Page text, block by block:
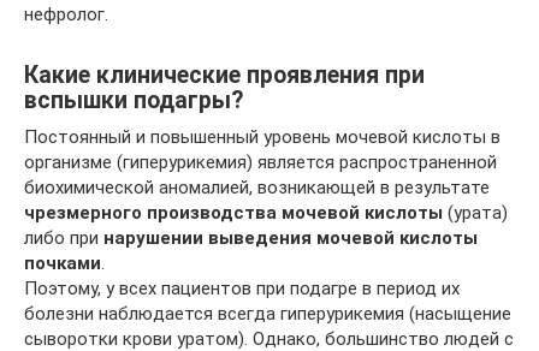
нефролог.
Какие клинические проявления при
вспышки подагры?
Постоянный и повышенный уровень мочевой кислоты в
организме (гиперурикемия) является распространенной
биохимической аномалией, возникающей в результате
чрезмерного производства мочевой кислоты (урата)
либо при нарушении выведения мочевой кислоты
почками.
Поэтому, у всех пациентов при подагре в период их
болезни наблюдается всегда гиперурикемия (насыщение
сыворотки крови уратом). Однако, большинство людей с